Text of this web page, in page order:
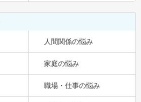
人間関係の悩み
家庭の悩み
職場・仕事の悩み